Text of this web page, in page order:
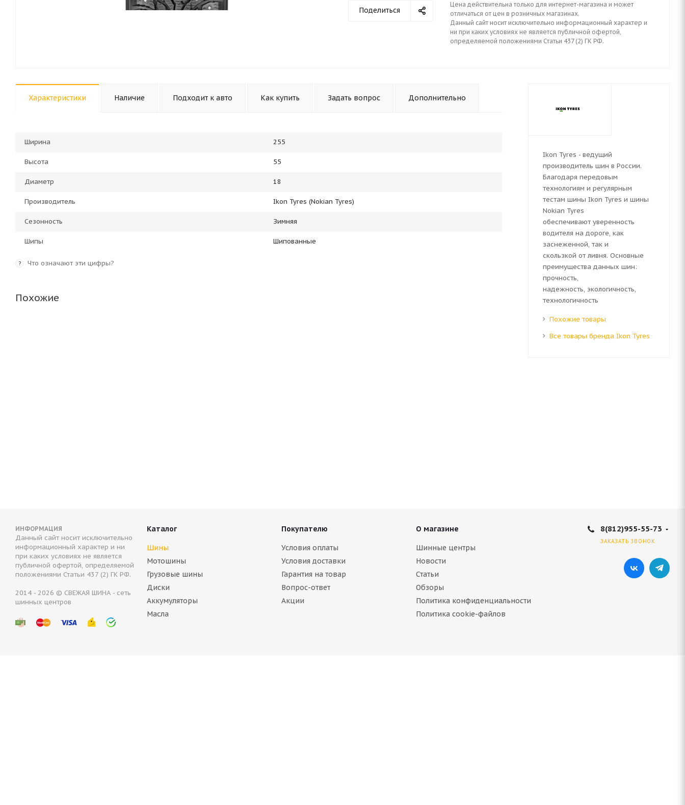
Поделиться
Цена действительна только для интернет-магазина и может
отличаться от цен в розничных магазинах.
Данный сайт носит исключительно информационный характер и
ни при каких условиях не является публичной офертой,
определяемой положениями Статьи 437 (2) ГК РФ.
Характеристики Наличие Подходит к авто Как купить Задать вопрос Дополнительно
Ширина 255
Высота 55
Диаметр 18
Производитель Ikon Tyres (Nokian Tyres)
Сезонность Зимняя
Шипы Шипованные
? Что означают эти цифры?
Похожие
Bridgestone Ice Cruiser 7000 255/55 R18 109T
Ikon Tyres - ведущий
производитель шин в России.
Благодаря передовым
технологиям и регулярным
тестам шины Ikon Tyres и шины
Nokian Tyres
обеспечивают уверенность
водителя на дороге, как
заснеженной, так и
скользкой от ливня. Основные
преимущества данных шин:
прочность,
надежность, экологичность,
технологичность
Похожие товары
Все товары бренда Ikon Tyres
ИНФОРМАЦИЯ
Данный сайт носит исключительно
информационный характер и ни
при каких условиях не является
публичной офертой, определяемой
положениями Статьи 437 (2) ГК РФ.
2014 - 2026 © СВЕЖАЯ ШИНА - сеть
шинных центров
Каталог
Шины
Мотошины
Грузовые шины
Диски
Аккумуляторы
Масла
Покупателю
Условия оплаты
Условия доставки
Гарантия на товар
Вопрос-ответ
Акции
О магазине
Шинные центры
Новости
Статьи
Обзоры
Политика конфиденциальности
Политика cookie-файлов
8(812)955-55-73
ЗАКАЗАТЬ ЗВОНОК